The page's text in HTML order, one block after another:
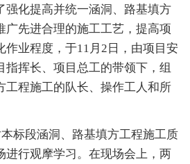
强化提高并统一涵洞、路基填方
广先进合理的施工工艺，提高项
作业程度，于11月2日，由项目安
指挥长、项目总工的带领下，组
工程施工的队长、操作工人和所
标段涵洞、路基填方工程施工质
进行观摩学习。在现场会上，两